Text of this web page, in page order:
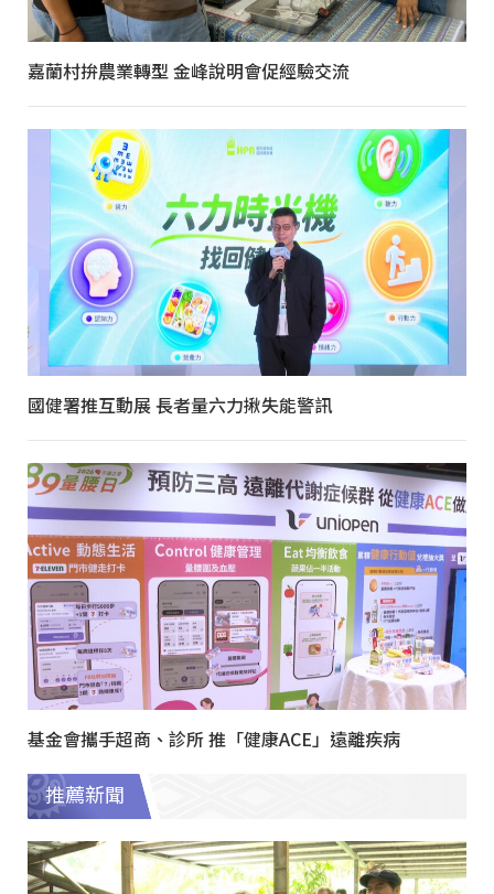
嘉蘭村拚農業轉型 金峰說明會促經驗交流
國健署推互動展 長者量六力揪失能警訊
基金會攜手超商、診所 推「健康ACE」遠離疾病
推薦新聞